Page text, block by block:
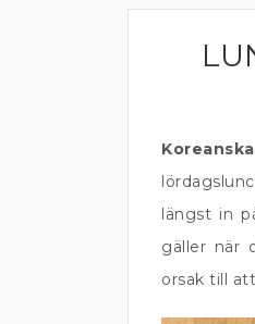
ÄTA UTE
längst in
gäller när
orsak till